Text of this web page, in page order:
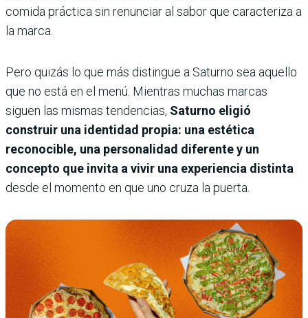
comida práctica sin renunciar al sabor que caracteriza a
la marca.
Pero quizás lo que más distingue a Saturno sea aquello
que no está en el menú. Mientras muchas marcas
siguen las mismas tendencias, Saturno eligió
construir una identidad propia: una estética
reconocible, una personalidad diferente y un
concepto que invita a vivir una experiencia distinta
desde el momento en que uno cruza la puerta.